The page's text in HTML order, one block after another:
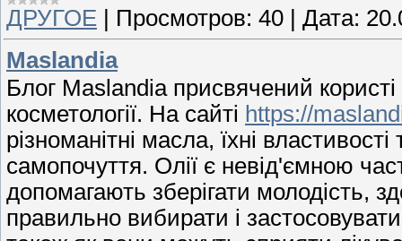
ДРУГОЕ | Просмотров: 40 | Дата:
Maslandia
Блог Maslandia присвячений
косметології. На сайті https://
різноманітні масла, їхні
самопочуття. Олії є невід'ємною
допомагають зберігати молодість,
правильно вибирати і